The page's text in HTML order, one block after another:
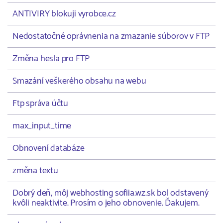
ANTIVIRY blokuji vyrobce.cz
Nedostatočné oprávnenia na zmazanie súborov v FTP
Změna hesla pro FTP
Smazání veškerého obsahu na webu
Ftp správa účtu
max_input_time
Obnovení databáze
změna textu
Dobrý deň, môj webhosting sofiia.wz.sk bol odstavený
kvôli neaktivite. Prosím o jeho obnovenie. Ďakujem.